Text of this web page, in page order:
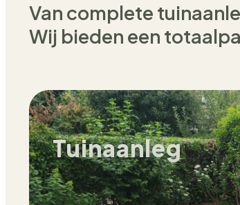
Van complete
Wij bieden een
Tuinaanleg